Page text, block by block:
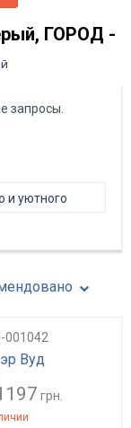
ГОРОД -
запросы.
и уютного
001042
Вуд
грн.